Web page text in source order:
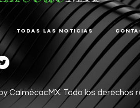
Fortalece Gobierno de
Pepe Saldívar la
educación en La
Zacatecana con
comodato de Centro de
Todas las noticias
CalmécacMX. Todo los derechos